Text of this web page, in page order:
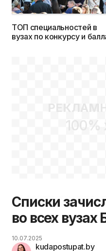
ТОП специальностей в
вузах по конкурсу и
100%
Списки
во всех вузах
kudapostupat.by
10.07.2025